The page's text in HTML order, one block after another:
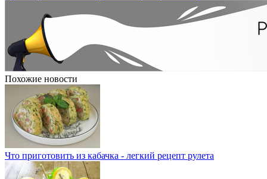
Похожие новости
Что приготовить из кабачка - легкий рецепт рулета